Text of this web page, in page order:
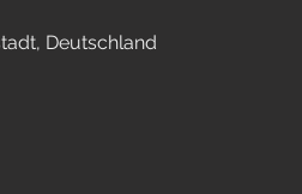
Deutschland